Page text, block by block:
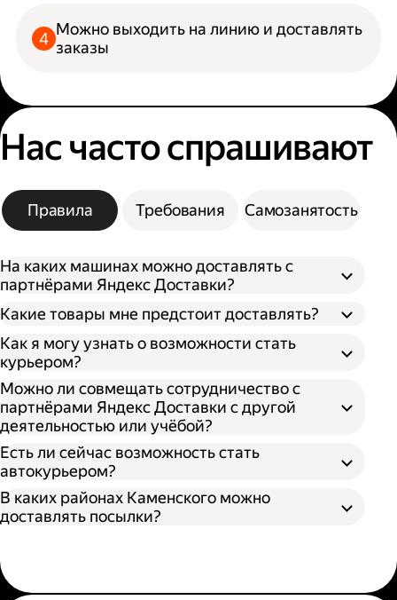
Можно выходить на линию и доставлять
заказы
Нас часто спрашивают
Правила Требования Самозанятость
На каких машинах можно доставлять с
партнёрами Яндекс Доставки?
Какие товары мне предстоит доставлять?
Как я могу узнать о возможности стать
курьером?
Можно ли совмещать сотрудничество с
партнёрами Яндекс Доставки с другой
деятельностью или учёбой?
Есть ли сейчас возможность стать
автокурьером?
В каких районах Каменского можно
доставлять посылки?